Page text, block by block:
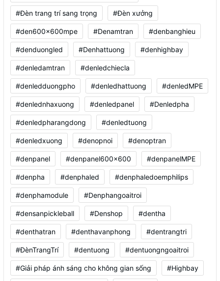
#Đèn trang trí sang trọng #Đèn xưởng
#den600x600mpe #Denamtran #denbanghieu
#denduongled #Denhattuong #denhighbay
#denledamtran #denledchiecla
#denledduongpho #denledhattuong #denledMPE
#denlednhaxuong #denledpanel #Denledpha
#denledpharangdong #denledtuong
#denledxuong #denopnoi #denoptran
#denpanel #denpanel600x600 #denpanelMPE
#denpha #denphaled #denphaledoemphilips
#denphamodule #Denphangoaitroi
#densanpickleball #Denshop #dentha
#denthatran #denthavanphong #dentrangtri
#ĐènTrangTrí #dentuong #dentuongngoaitroi
#Giải pháp ánh sáng cho không gian sống #Highbay